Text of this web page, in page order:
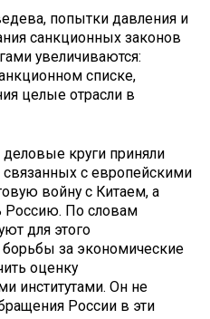
попытки давления и
санкционных законов
увеличиваются:
списке,
целые отрасли в
круги приняли
связанных с европейскими
войну с Китаем, а
Россию. По словам
для этого
за экономические
оценку
институтами. Он не
России в эти